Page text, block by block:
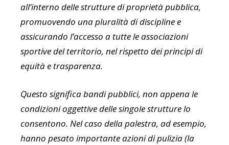
all’interno delle strutture di proprietà pubblica,
promuovendo una pluralità di discipline e
assicurando l’accesso a tutte le associazioni
sportive del territorio, nel rispetto dei principi di
equità e trasparenza.
Questo significa bandi pubblici, non appena le
condizioni oggettive delle singole strutture lo
consentono. Nel caso della palestra, ad esempio,
hanno pesato importante azioni di pulizia (la